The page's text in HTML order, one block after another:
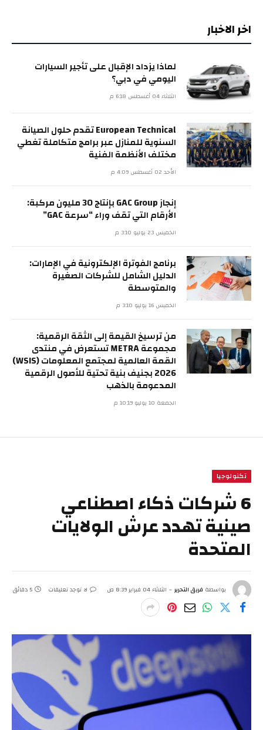
اخر الاخبار
لماذا يزداد الإقبال على تأجير السيارات
اليومي في دبي؟
الثلاثاء 04 أغسطس 6:18 م
European Technical تقدم حلول الصيانة
السنوية للمنازل عبر برامج متكاملة تغطي
مختلف الأنظمة الفنية
الأحد 02 أغسطس 4:09 م
إنجاز GAC Group بإنتاج 30 مليون مركبة:
الأرقام التي تقف وراء “سرعة GAC”
الخميس 23 يوليو 3:10 م
برنامج الفوترة الإلكترونية في الإمارات:
الدليل الشامل للشركات الصغيرة
والمتوسطة
الخميس 16 يوليو 3:10 م
من ترسيخ القيمة إلى الثقة الرقمية:
مجموعة METRA تستعرض في منتدى
القمة العالمية لمجتمع المعلومات (WSIS)
2026 بجنيف بنية تحتية للأصول الرقمية
المدعومة بالذهب
الجمعة 10 يوليو 10:19 م
تكنولوجيا
6 شركات ذكاء اصطناعي
صينية تهدد عرش الولايات
المتحدة
بواسطة فريق التحرير الثلاثاء 04 فبراير 8:39 ص لا توجد تعليقات 5 دقائق